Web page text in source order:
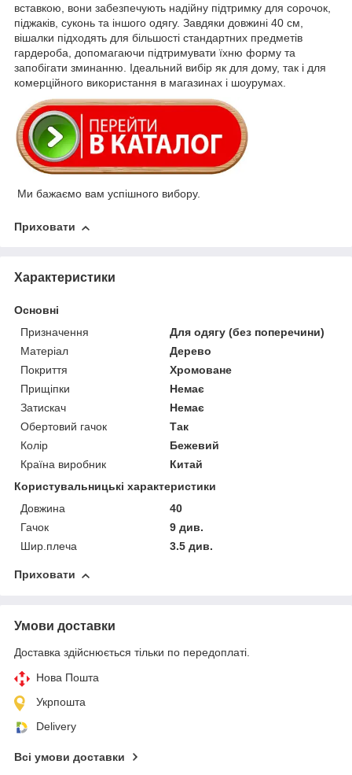
вставкою, вони забезпечують надійну підтримку для сорочок,
піджаків, суконь та іншого одягу. Завдяки довжині 40 см,
вішалки підходять для більшості стандартних предметів
гардероба, допомагаючи підтримувати їхню форму та
запобігати зминанню. Ідеальний вибір як для дому, так і для
комерційного використання в магазинах і шоурумах.
Ми бажаємо вам успішного вибору.
Приховати
Характеристики
Основні
Призначення
Для одягу (без поперечини)
Матеріал
Дерево
Покриття
Хромоване
Прищіпки
Немає
Затискач
Немає
Обертовий гачок
Так
Колір
Бежевий
Країна виробник
Китай
Користувальницькі характеристики
Довжина
40
Гачок
9 див.
Шир.плеча
3.5 див.
Приховати
Умови доставки
Доставка здійснюється тільки по передоплаті.
Нова Пошта
Укрпошта
Delivery
Всі умови доставки